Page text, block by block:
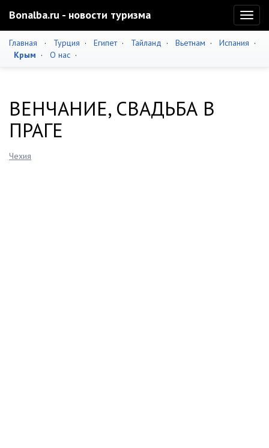
Bonalba.ru - новости туризма
Главная · Турция · Египет· Тайланд · Вьетнам · Испания ·
Крым · О нас ·
ВЕНЧАНИЕ, СВАДЬБА В
ПРАГЕ
Чехия